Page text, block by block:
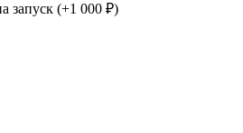
запуск (+1 000 ₽)